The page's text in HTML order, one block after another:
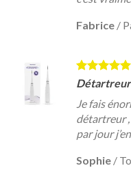
Fabrice /
Je fais
détartreur ,
par jour
Sophie /